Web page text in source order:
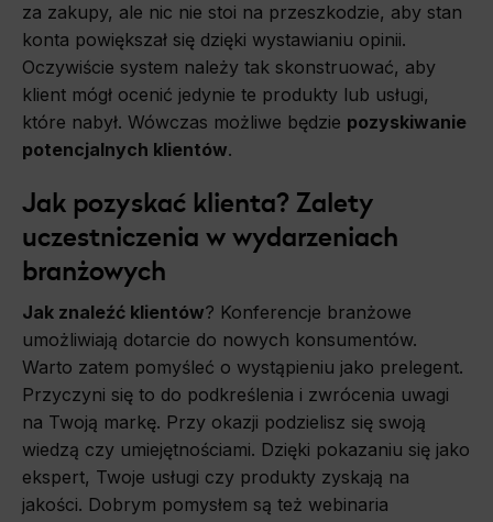
za zakupy, ale nic nie stoi na przeszkodzie, aby stan
konta powiększał się dzięki wystawianiu opinii.
Oczywiście system należy tak skonstruować, aby
klient mógł ocenić jedynie te produkty lub usługi,
które nabył. Wówczas możliwe będzie pozyskiwanie
potencjalnych klientów.
Jak pozyskać klienta? Zalety
uczestniczenia w wydarzeniach
branżowych
Jak znaleźć klientów? Konferencje branżowe
umożliwiają dotarcie do nowych konsumentów.
Warto zatem pomyśleć o wystąpieniu jako prelegent.
Przyczyni się to do podkreślenia i zwrócenia uwagi
na Twoją markę. Przy okazji podzielisz się swoją
wiedzą czy umiejętnościami. Dzięki pokazaniu się jako
ekspert, Twoje usługi czy produkty zyskają na
jakości. Dobrym pomysłem są też webinaria